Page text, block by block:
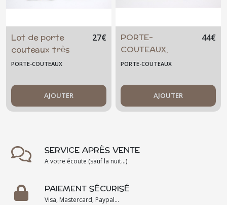
Lot de porte
couteaux très
colorés -
27€
PORTE-COUTEAUX
AJOUTER
PORTE-
COUTEAUX,
Rouge-Jaune-
44€
PORTE-COUTEAUX
AJOUTER
SERVICE APRÈS VENTE
A votre écoute (sauf la nuit...)
PAIEMENT SÉCURISÉ
Visa, Mastercard, Paypal...